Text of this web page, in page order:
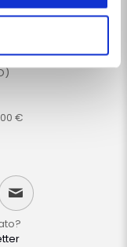
X in alto a
€